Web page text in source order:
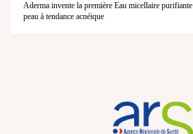
Aderma invente la première Eau micellaire
peau à tendance acnéique